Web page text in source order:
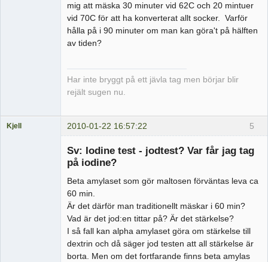
mig att mäska 30 minuter vid 62C och 20 mintuer
vid 70C för att ha konverterat allt socker. Varför
hålla på i 90 minuter om man kan göra't på hälften
av tiden?
Har inte bryggt på ett jävla tag men börjar blir
rejält sugen nu.
5
Kjell 2010-01-22 16:57:22
Sv: Iodine test - jodtest? Var får jag tag
på iodine?
Beta amylaset som gör maltosen förväntas leva ca
60 min.
Är det därför man traditionellt mäskar i 60 min?
Vad är det jod:en tittar på? Är det stärkelse?
I så fall kan alpha amylaset göra om stärkelse till
dextrin och då säger jod testen att all stärkelse är
borta. Men om det fortfarande finns beta amylas